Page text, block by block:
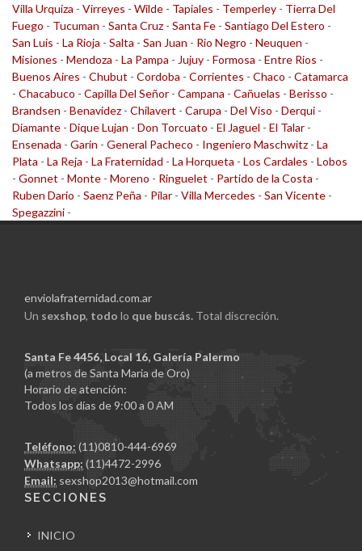
Villa Urquiza - Virreyes - Wilde - Tapiales - Temperley - Tierra Del
Fuego - Tucuman - Santa Cruz - Santa Fe - Santiago Del Estero -
San Luis - La Rioja - Salta - San Juan - Rio Negro - Neuquen -
Misiones - Mendoza - La Pampa - Jujuy - Formosa - Entre Rios -
Buenos Aires - Chubut - Cordoba - Corrientes - Chaco - Catamarca
- Chacabuco - Capilla Del Señor - Campana - Cañuelas - Berisso -
Brandsen - Benavidez - Chilavert - Carupa - Del Viso - Derqui -
Diamante - Dique Lujan - Don Torcuato - El Jaguel - El Talar -
Ensenada - Garin - General Pacheco - Ingeniero Maschwitz - La
Plata - La Reja - La Fraternidad - La Horqueta - Los Cardales - Lobos
- Gonnet - Monte - Moreno - Ringuelet - Partido de la Costa -
Ruben Dario - Saenz Peña - Pilar - Villa Mercedes - San Vicente -
Spegazzini -
enviolafraternidad.com.ar
Un sexshop, todo lo que buscás. Total discreción.
Santa Fe 4456, Local 16, Galería Palermo
(a metros de Santa Maria de Oro)
Horario de atención:
Todos los días de 9:00 a 0 AM
Teléfono: (11)0810-444-6969
Whatsapp: (11)4472-2996
Email: sexshop2013@hotmail.com
SECCIONES
INICIO